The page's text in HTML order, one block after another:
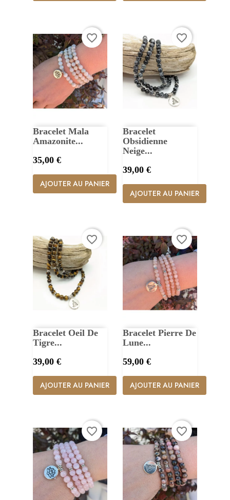
Bracelet Mala
Amazonite...
Prix
35,00 €
AJOUTER AU PANIER
favorite_border
Bracelet
Obsidienne
Neige...
Prix
39,00 €
AJOUTER AU PANIER
favorite_border
Bracelet Oeil De
Tigre...
Prix
39,00 €
AJOUTER AU PANIER
favorite_border
Bracelet Pierre De
Lune...
Prix
59,00 €
AJOUTER AU PANIER
favorite_border
favorite_border favorite_border